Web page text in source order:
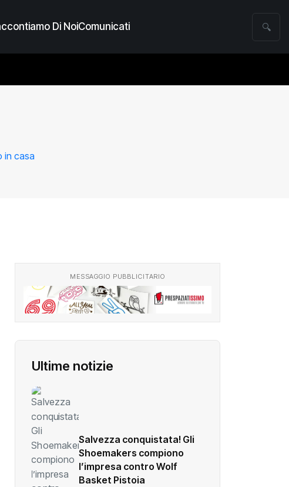
Di NoiComunicati 🔍
in casa
MESSAGGIO PUBBLICITARIO
Ultime notizie
Salvezza conquistata! Gli
Shoemakers compiono
l’impresa contro Wolf
Basket Pistoia